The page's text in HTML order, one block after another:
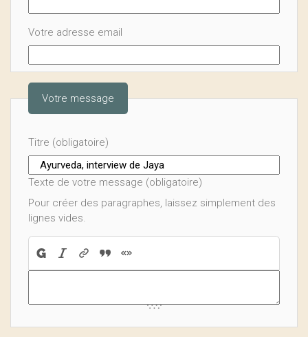
Votre adresse email
Votre message
Titre (obligatoire)
Texte de votre message (obligatoire)
Pour créer des paragraphes, laissez simplement des
lignes vides.